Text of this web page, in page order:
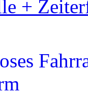
+